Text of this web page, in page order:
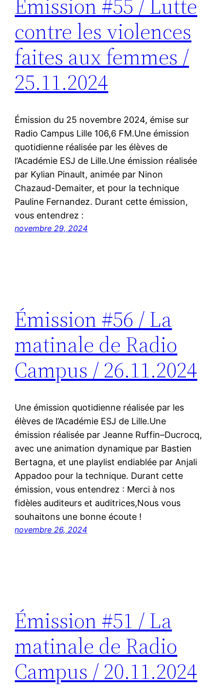
Émission #55 / Lutte
contre les violences
faites aux femmes /
25.11.2024
Émission du 25 novembre 2024, émise sur
Radio Campus Lille 106,6 FM.Une émission
quotidienne réalisée par les élèves de
l’Académie ESJ de Lille.Une émission réalisée
par Kylian Pinault, animée par Ninon
Chazaud-Demaiter, et pour la technique
Pauline Fernandez. Durant cette émission,
vous entendrez :
novembre 29, 2024
Émission #56 / La
matinale de Radio
Campus / 26.11.2024
Une émission quotidienne réalisée par les
élèves de l’Académie ESJ de Lille.Une
émission réalisée par Jeanne Ruffin–Ducrocq,
avec une animation dynamique par Bastien
Bertagna, et une playlist endiablée par Anjali
Appadoo pour la technique. Durant cette
émission, vous entendrez : Merci à nos
fidèles auditeurs et auditrices,Nous vous
souhaitons une bonne écoute !
novembre 26, 2024
Émission #51 / La
matinale de Radio
Campus / 20.11.2024